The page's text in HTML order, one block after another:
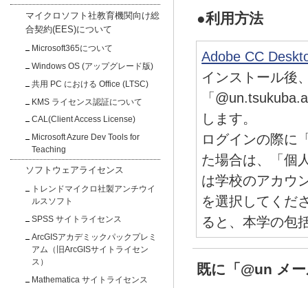
●利用方法
Adobe CC
インストール後
「
します。
ログインの際に
た場合は、「個
は学校のアカウ
を選択してくだ
ると、本学の包
既に「@un メ
マイクロソフト社教育機関向け総
合契約(EES)について
Microsoft365について
Windows OS (アップグレード版)
共用 PC における Office (LTSC)
KMS ライセンス認証について
CAL(Client Access License)
Microsoft Azure Dev Tools for
Teaching
ソフトウェアライセンス
トレンドマイクロ社製アンチウイ
ルスソフト
SPSS サイトライセンス
ArcGISアカデミックパックプレミ
アム（旧ArcGISサイトライセン
ス）
Mathematica サイトライセンス